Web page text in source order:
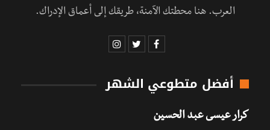
العرب. هنا محطتك الآمنة، طريقك إلى أعماق الإدراك.
أفضل متطوعي الشهر
كرار عيسى عبد الحسين